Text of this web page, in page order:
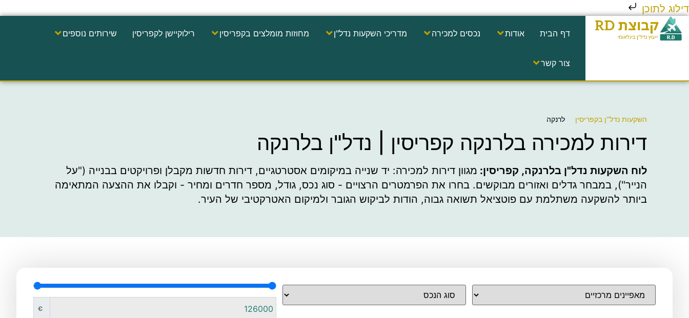
דילוג לתוכן
דף הבית אודות נכסים למכירה מדריכי השקעות נדל"ן מחוזות מומלצים בקפריסין רילוקיישן לקפריסין שירותים נוספים
צור קשר
השקעות נדל"ן בקפריסין לרנקה
דירות למכירה בלרנקה קפריסין | נדל"ן בלרנקה
לוח השקעות נדל"ן בלרנקה, קפריסין: מגוון דירות למכירה: יד שנייה במיקומים אסטרטגיים, דירות חדשות מקבלן ופרויקטים בבנייה ("על
הנייר"), במבחר גדלים ואזורים מבוקשים. בחרו את הפרמטרים הרצויים - סוג נכס, גודל, מספר חדרים ומחיר - וקבלו את ההצעה המתאימה
ביותר להשקעה משתלמת עם פוטציאל תשואה גבוה, הודות לביקוש הגובר ולמיקום האטרקטיבי של העיר.
€